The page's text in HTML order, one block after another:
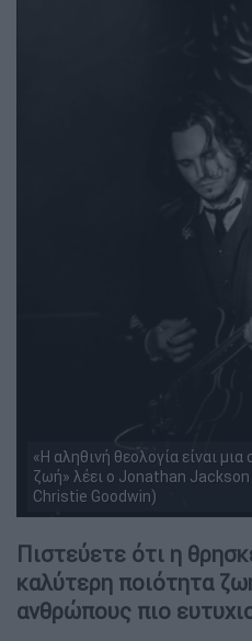
«Η αληθινή θεολογία είναι
ζωή» λέει ο Jonathan
Christie Goodwin)
Πιστεύετε ότι η
καλύτερη ποιότητα
ανθρώπους πιο